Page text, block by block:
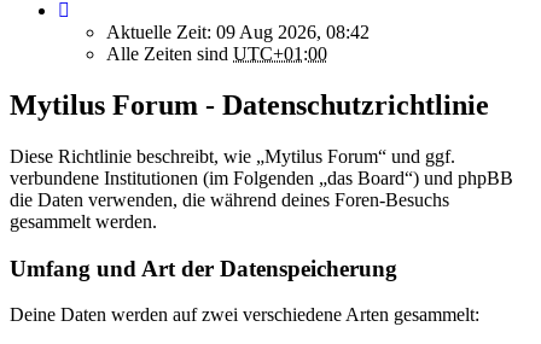
Aktuelle Zeit: 09 Aug 2026, 08:42
Alle Zeiten sind UTC+01:00
Mytilus Forum - Datenschutzrichtlinie
Diese Richtlinie beschreibt, wie „Mytilus Forum“ und ggf.
verbundene Institutionen (im Folgenden „das Board“) und phpBB
die Daten verwenden, die während deines Foren-Besuchs
gesammelt werden.
Umfang und Art der Datenspeicherung
Deine Daten werden auf zwei verschiedene Arten gesammelt: